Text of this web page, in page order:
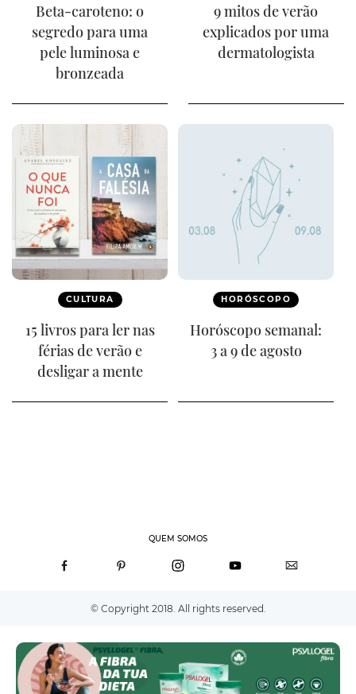
Beta-caroteno: o
segredo para uma
pele luminosa e
bronzeada
9 mitos de verão
explicados por uma
dermatologista
CULTURA
15 livros para ler nas
férias de verão e
desligar a mente
HORÓSCOPO
Horóscopo semanal:
3 a 9 de agosto
QUEM SOMOS
© Copyright 2018. All rights reserved.